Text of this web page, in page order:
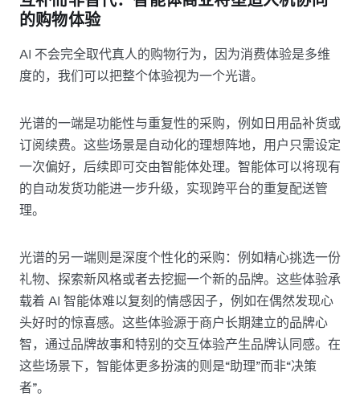
的购物体验
AI 不会完全取代真人的购物行为，因为消费体验是多维
度的，我们可以把整个体验视为一个光谱。
光谱的一端是功能性与重复性的采购，例如日用品补货或
订阅续费。这些场景是自动化的理想阵地，用户只需设定
一次偏好，后续即可交由智能体处理。智能体可以将现有
的自动发货功能进一步升级，实现跨平台的重复配送管
理。
光谱的另一端则是深度个性化的采购：例如精心挑选一份
礼物、探索新风格或者去挖掘一个新的品牌。这些体验承
载着 AI 智能体难以复刻的情感因子，例如在偶然发现心
头好时的惊喜感。这些体验源于商户长期建立的品牌心
智，通过品牌故事和特别的交互体验产生品牌认同感。在
这些场景下，智能体更多扮演的则是“助理”而非“决策
者”。